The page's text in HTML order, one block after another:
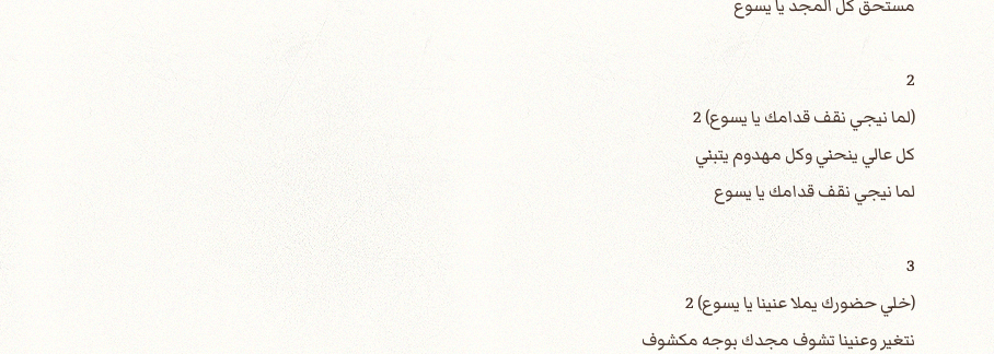
مستحق كل المجد يا يسوع
2
(لما نيجي نقف قدامك يا يسوع) 2
كل عالي ينحني وكل مهدوم يتبني
لما نيجي نقف قدامك يا يسوع
3
(خلي حضورك يملا عنينا يا يسوع) 2
نتغير وعنينا تشوف مجدك بوجه مكشوف